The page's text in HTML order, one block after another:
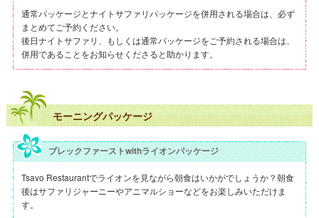
通常パッケージとナイトサファリパッケージを併用される場合は、必ず
まとめてご予約ください。
後日ナイトサファリ、もしくは通常パッケージをご予約される場合は、
併用であることをお知らせくださると助かります。
モーニングパッケージ
ブレックファーストwithライオンパッケージ
Tsavo Restaurantでライオンを見ながら朝食はいかがでしょうか？朝食
後はサファリジャーニーやアニマルショーなどをお楽しみいただけま
す。